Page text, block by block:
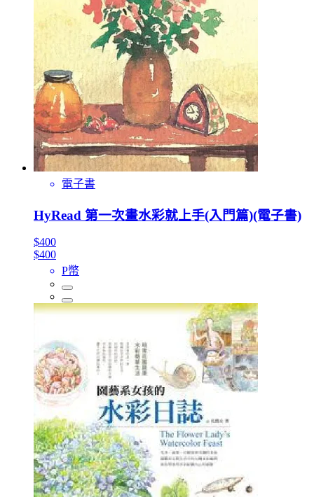
電子書
HyRead 第一次畫水彩就上手(入門篇)(電子書)
$400
$400
P幣